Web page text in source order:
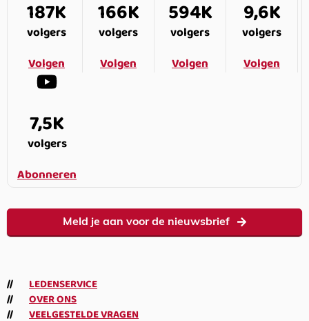
187K
volgers
Volgen
166K
volgers
Volgen
594K
volgers
Volgen
9,6K
volgers
Volgen
7,5K
volgers
Abonneren
Meld je aan voor de nieuwsbrief
LEDENSERVICE
OVER ONS
VEELGESTELDE VRAGEN